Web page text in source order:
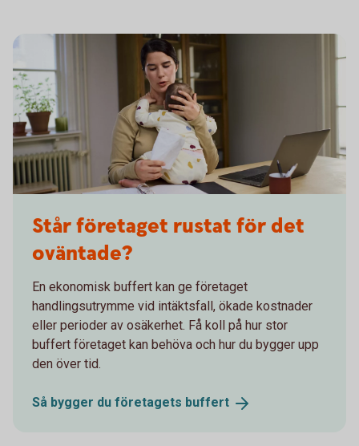
Står företaget rustat för det
oväntade?
En ekonomisk buffert kan ge företaget
handlingsutrymme vid intäktsfall, ökade kostnader
eller perioder av osäkerhet. Få koll på hur stor
buffert företaget kan behöva och hur du bygger upp
den över tid.
Så bygger du företagets buffert